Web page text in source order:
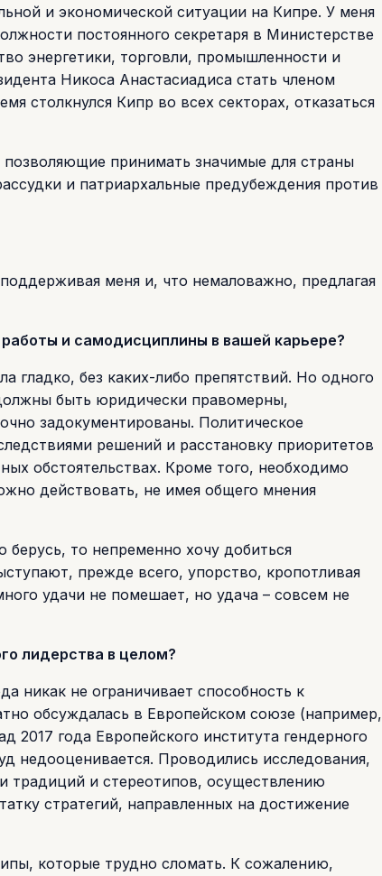
и экономической ситуации на Кипре. У меня
постоянного секретаря в Министерстве
энергетики, торговли, промышленности и
Никоса Анастасиадиса стать членом
столкнулся Кипр во всех секторах, отказаться
принимать значимые для страны
и патриархальные предубеждения против
меня и, что немаловажно, предлагая
и самодисциплины в вашей карьере?
гладко, без каких-либо препятствий. Но одного
быть юридически правомерны,
задокументированы. Политическое
решений и расстановку приоритетов
обстоятельствах. Кроме того, необходимо
действовать, не имея общего мнения
то непременно хочу добиться
прежде всего, упорство, кропотливая
удачи не помешает, но удача – совсем не
лидерства в целом?
никак не ограничивает способность к
обсуждалась в Европейском союзе (например,
2017 года Европейского института гендерного
недооценивается. Проводились исследования,
традиций и стереотипов, осуществлению
стратегий, направленных на достижение
которые трудно сломать. К сожалению,